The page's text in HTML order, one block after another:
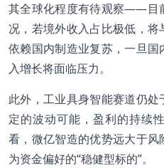
其全球化程度有待观察——目
况，若境外收入占比极低，
依赖国内制造业复苏，一旦
入增长将面临压力。
此外，工业具身智能赛道仍
定的波动可能，盈利的持续
看，微亿智造的优势远大于
为资金偏好的“稳健型标的”。